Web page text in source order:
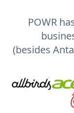
POWR
(besides